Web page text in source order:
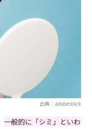
出典：adobestock
一般的に「シミ」といわ